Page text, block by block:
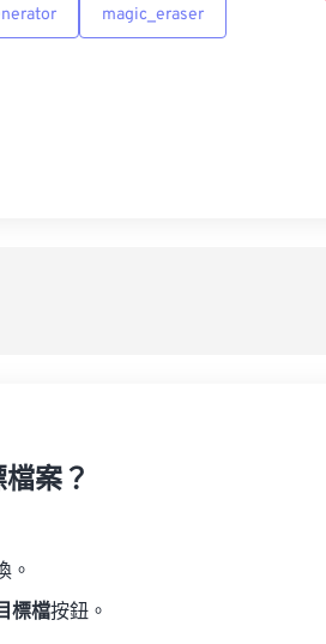
magic_eraser
案？
。
標檔按鈕。